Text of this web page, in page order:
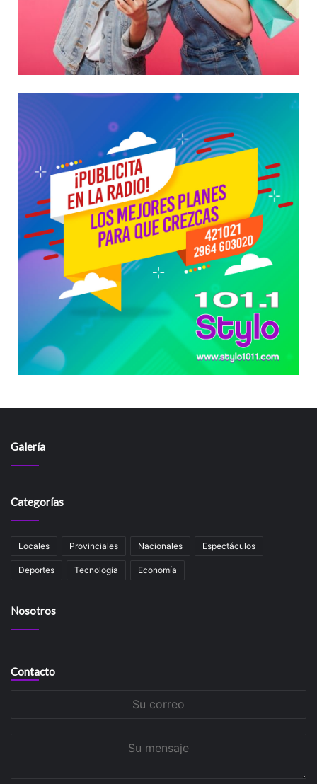
Galería
Categorías
Locales Provinciales Nacionales Espectáculos
Deportes Tecnología Economía
Nosotros
Contacto